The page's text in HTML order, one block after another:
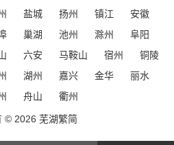
盐城 扬州 镇江
安徽
巢湖 池州 滁州
阜阳
六安 马鞍山 宿州
铜陵
湖州 嘉兴 金华
丽水
舟山 衢州
© 2026 芜湖繁简